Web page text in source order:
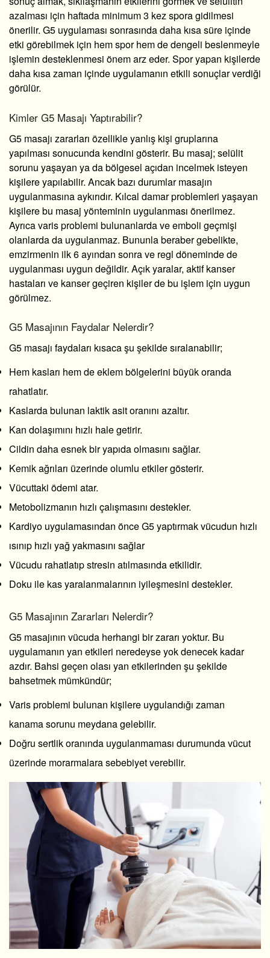
azalması için haftada minimum 3 kez spora gidilmesi
önerilir. G5 uygulaması sonrasında daha kısa süre içinde
etki görebilmek için hem spor hem de dengeli beslenmeyle
işlemin desteklenmesi önem arz eder. Spor yapan kişilerde
daha kısa zaman içinde uygulamanın etkili sonuçlar verdiği
görülür.
Kimler G5 Masajı Yaptırabilir?
G5 masajı zararları özellikle yanlış kişi gruplarına
yapılması sonucunda kendini gösterir. Bu masaj; selülit
sorunu yaşayan ya da bölgesel açıdan incelmek isteyen
kişilere yapılabilir. Ancak bazı durumlar masajın
uygulanmasına aykırıdır. Kılcal damar problemleri yaşayan
kişilere bu masaj yönteminin uygulanması önerilmez.
Ayrıca varis problemi bulunanlarda ve emboli geçmişi
olanlarda da uygulanmaz. Bununla beraber gebelikte,
emzirmenin ilk 6 ayından sonra ve regl döneminde de
uygulanması uygun değildir. Açık yaralar, aktif kanser
hastaları ve kanser geçiren kişiler de bu işlem için uygun
görülmez.
G5 Masajının Faydalar Nelerdir?
G5 masajı faydaları kısaca şu şekilde sıralanabilir;
Hem kasları hem de eklem bölgelerini büyük oranda
rahatlatır.
Kaslarda bulunan laktik asit oranını azaltır.
Kan dolaşımını hızlı hale getirir.
Cildin daha esnek bir yapıda olmasını sağlar.
Kemik ağrıları üzerinde olumlu etkiler gösterir.
Vücuttaki ödemi atar.
Metobolizmanın hızlı çalışmasını destekler.
Kardiyo uygulamasından önce G5 yaptırmak vücudun hızlı
ısınıp hızlı yağ yakmasını sağlar
Vücudu rahatlatıp stresin atılmasında etkilidir.
Doku ile kas yaralanmalarının iyileşmesini destekler.
G5 Masajının Zararları Nelerdir?
G5 masajının vücuda herhangi bir zararı yoktur. Bu
uygulamanın yan etkileri neredeyse yok denecek kadar
azdır. Bahsi geçen olası yan etkilerinden şu şekilde
bahsetmek mümkündür;
Varis problemi bulunan kişilere uygulandığı zaman
kanama sorunu meydana gelebilir.
Doğru sertlik oranında uygulanmaması durumunda vücut
üzerinde morarmalara sebebiyet verebilir.